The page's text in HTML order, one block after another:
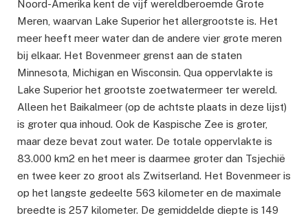
Noord-Amerika kent de vijf wereldberoemde Grote
Meren, waarvan Lake Superior het allergrootste is. Het
meer heeft meer water dan de andere vier grote meren
bij elkaar. Het Bovenmeer grenst aan de staten
Minnesota, Michigan en Wisconsin. Qua oppervlakte is
Lake Superior het grootste zoetwatermeer ter wereld.
Alleen het Baikalmeer (op de achtste plaats in deze lijst)
is groter qua inhoud. Ook de Kaspische Zee is groter,
maar deze bevat zout water. De totale oppervlakte is
83.000 km2 en het meer is daarmee groter dan Tsjechië
en twee keer zo groot als Zwitserland. Het Bovenmeer is
op het langste gedeelte 563 kilometer en de maximale
breedte is 257 kilometer. De gemiddelde diepte is 149